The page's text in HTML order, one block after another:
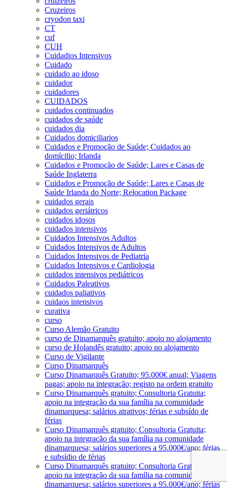
Cruzeiros
cryodon taxi
CT
cuf
CUH
Cuidadios Intensivos
Cuidado
cuidado ao idoso
cuidador
cuidadores
CUIDADOS
cuidados continuados
cuidados de saúde
cuidados dia
Cuidados domiciliarios
Cuidados e Promoção de Saúde; Cuidados ao
domícilio; Irlanda
Cuidados e Promoção de Saúde; Lares e Casas de
Saúde Inglaterra
Cuidados e Promoção de Saúde; Lares e Casas de
Saúde Irlanda do Norte; Relocation Package
cuidados gerais
cuidados geriátricos
cuidados idosos
cuidados intensivos
Cuidados Intensivos Adultos
Cuidados Intensivos de Adultos
Cuidados Intensivos de Pediatria
Cuidados Intensivos e Cardiologia
cuidados intensivos pediátricos
Cuidados Paleativos
cuidados paliativos
cuidaos intensivos
curativa
curso
Curso Alemão Gratuito
curso de Dinamarquês gratuito; apoio no alojamento
curso de Holandês gratuito; apoio no alojamento
Curso de Vigilante
Curso Dinamarquês
Curso Dinamarquês Gratuito; 95.000€ anual; Viagens
pagas; apoio na integração; registo na ordem gratuito
Curso Dinamarquês gratuito; Consultoria Gratuita;
apoio na integração da sua família na comunidade
dinamarquesa; salários atrativos; férias e subsído de
férias
Curso Dinamarquês gratuito; Consultoria Gratuita;
apoio na integração da sua família na comunidade
dinamarquesa; salários superiores a 95.000€/ano; férias
e subsídio de férias
Curso Dinamarquês gratuito; Consultoria Gratuita;
apoio na integração da sua família na comunidade
dinamarquesa; salários superiores a 95.000€/ano; férias